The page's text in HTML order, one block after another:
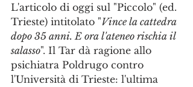
L'articolo di oggi sul "Piccolo" (ed.
Trieste) intitolato "Vince la cattedra
dopo 35 anni. E ora l'ateneo rischia il
salasso". Il Tar dà ragione allo
psichiatra Poldrugo contro
l'Università di Trieste: l'ultima